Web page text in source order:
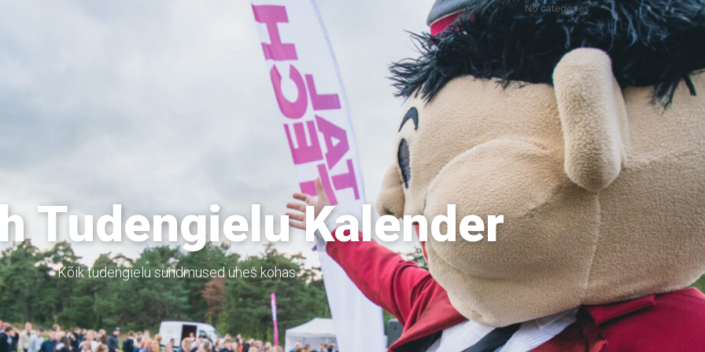
No categories
Tudengielu Kalender
Kõik tudengielu sündmused ühes kohas